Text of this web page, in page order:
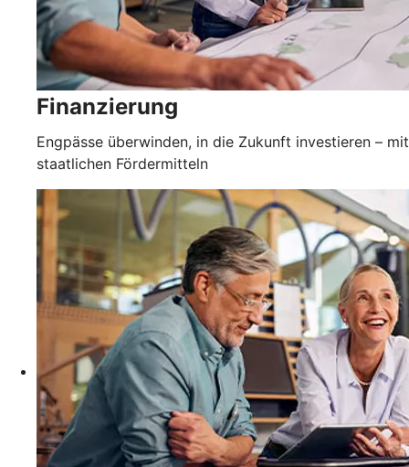
Finanzierung
Engpässe überwinden, in die Zukunft investieren – mit
staatlichen Fördermitteln